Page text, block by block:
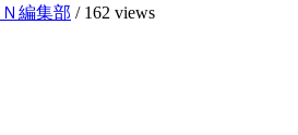
編集部 / 162 views